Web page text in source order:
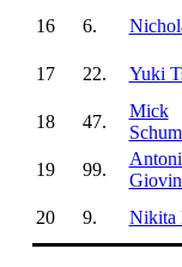
16
6.
17
22. Yuki
18
47.
Mick
19
99.
20
9. Nikita